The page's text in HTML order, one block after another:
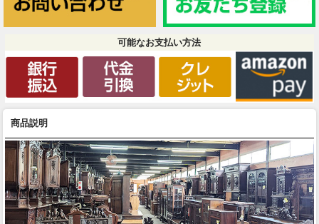
可能なお支払い方法
商品説明